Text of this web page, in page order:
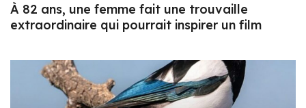
À 82 ans, une femme fait une trouvaille
extraordinaire qui pourrait inspirer un film